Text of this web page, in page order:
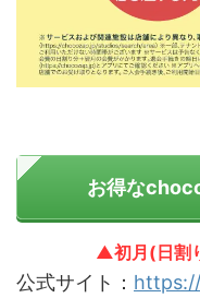
お得な
▲初月(日割
公式サイト：